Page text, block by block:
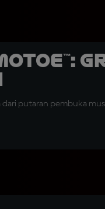
putaran pembuka